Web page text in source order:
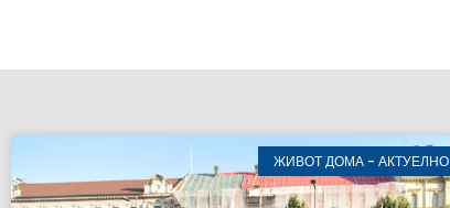
ЖИВОТ ДОМА - АКТУЕЛНО